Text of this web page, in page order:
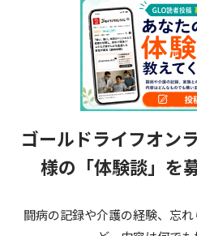
ゴールドライフオン
様の 「体験談」を
闘病の記録や介護の経験、忘